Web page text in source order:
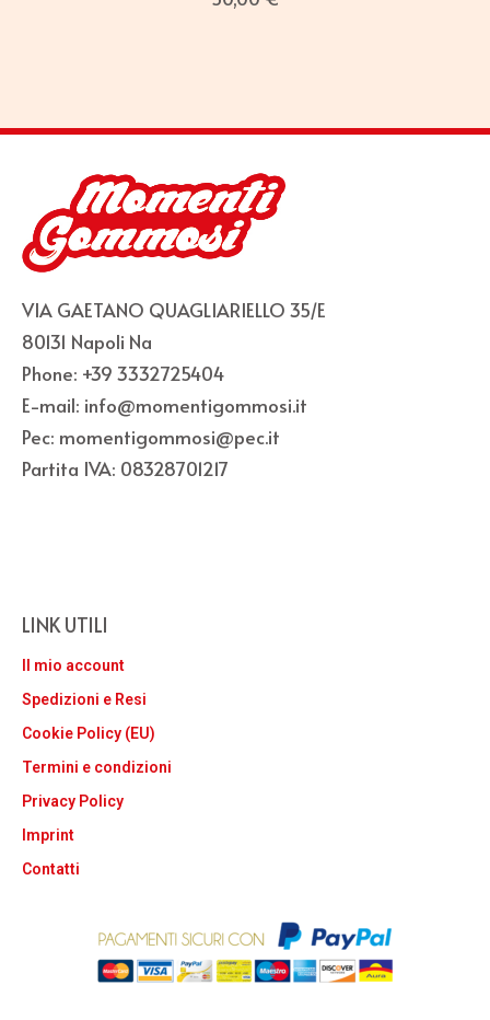
VIA GAETANO QUAGLIARIELLO 35/E
80131 Napoli Na
Phone: +39 3332725404
E-mail: info@momentigommosi.it
Pec: momentigommosi@pec.it
Partita IVA: 08328701217
LINK UTILI
Il mio account
Spedizioni e Resi
Cookie Policy (EU)
Termini e condizioni
Privacy Policy
Imprint
Contatti